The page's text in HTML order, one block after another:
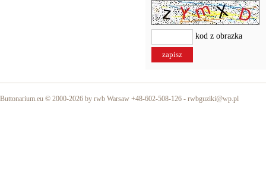
kod z obrazka
Buttonarium.eu © 2000-2026 by rwb Warsaw +48-602-508-126 - rwbguziki@wp.pl